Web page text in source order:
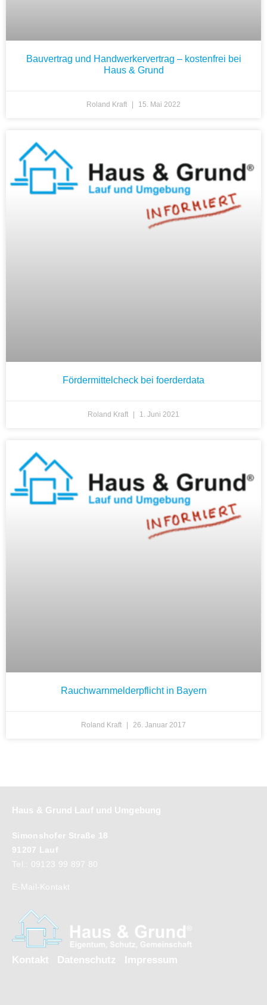
Bauvertrag und Handwerkervertrag – kostenfrei bei
Haus & Grund
Roland Kraft 15. Mai 2022
Fördermittelcheck bei foerderdata
Roland Kraft 1. Juni 2021
Rauchwarnmelderpflicht in Bayern
Roland Kraft 26. Januar 2017
Haus & Grund Lauf und Umgebung
Simonshofer Straße 18
91207 Lauf
Tel.: 09123 99 897 80
E-Mail-Kontakt
Kontakt Datenschutz Impressum